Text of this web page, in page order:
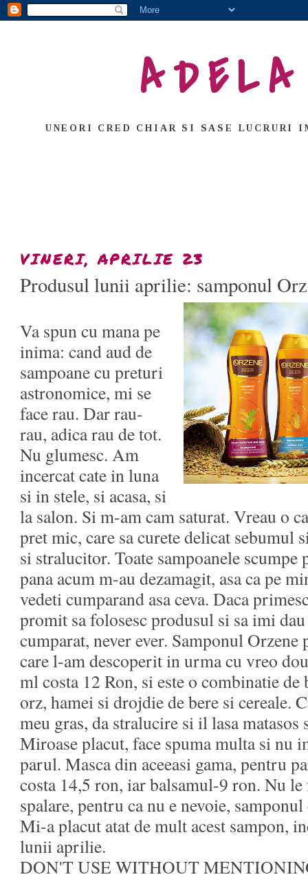
UNEORI CRED CHIAR SI SASE
VINERI, APRILIE 23
Produsul lunii aprilie: samponul
Va spun cu mana pe
inima: cand aud de
sampoane cu preturi
astronomice, mi se
face rau. Dar rau-
rau, adica rau de tot.
Nu glumesc. Am
incercat cate in luna
si in stele, si acasa, si
la salon. Si m-am cam saturat. Vreau o
pret mic, care sa curete delicat sebumul
si stralucitor. Toate sampoanele scumpe
pana acum m-au dezamagit, asa ca pe
vedeti cumparand asa ceva. Daca
promit sa folosesc produsul si sa imi
cumparat, never ever. Samponul
care l-am descoperit in urma cu vreo
ml costa 12 Ron, si este o combinatie de
orz, hamei si drojdie de bere si cereale.
meu gras, da stralucire si il lasa matasos
Miroase placut, face spuma multa si nu
parul. Masca din aceeasi gama, pentru
costa 14,5 ron, iar balsamul-9 ron. Nu le
spalare, pentru ca nu e nevoie,
Mi-a placut atat de mult acest sampon,
lunii aprilie.
DON'T USE WITHOUT